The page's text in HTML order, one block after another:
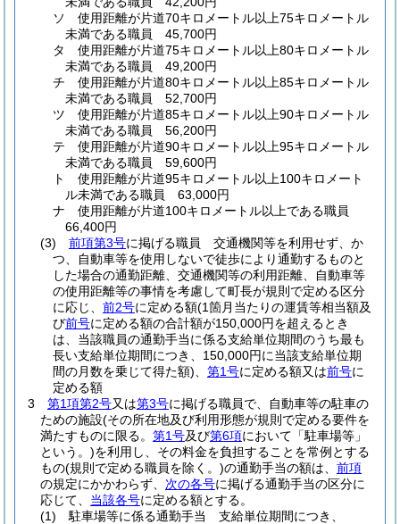
ソ
使用距離が片道70キロメートル以上75キロメートル
未満である職員 45,700円
タ
使用距離が片道75キロメートル以上80キロメートル
未満である職員 49,200円
チ
使用距離が片道80キロメートル以上85キロメートル
未満である職員 52,700円
ツ
使用距離が片道85キロメートル以上90キロメートル
未満である職員 56,200円
テ
使用距離が片道90キロメートル以上95キロメートル
未満である職員 59,600円
ト
使用距離が片道95キロメートル以上100キロメート
ル未満である職員 63,000円
ナ
使用距離が片道100キロメートル以上である職員
66,400円
(3)
前項第3号に掲げる職員 交通機関等を利用せず、か
つ、自動車等を使用しないで徒歩により通勤するものと
した場合の通勤距離、交通機関等の利用距離、自動車等
の使用距離等の事情を考慮して町長が規則で定める区分
に応じ、 前2号に定める額(1箇月当たりの運賃等相当額及
び前号に定める額の合計額が150,000円を超えるとき
は、当該職員の通勤手当に係る支給単位期間のうち最も
長い支給単位期間につき、150,000円に当該支給単位期
間の月数を乗じて得た額)
第1号に定める額又は前号に
定める額
3
第1項第2号又は第3号に掲げる職員で、自動車等の駐車の
ための施設(その所在地及び利用形態が規則で定める要件を
満たすものに限る。 第1号及び第6項において「駐車場等」
という。)を利用し、その料金を負担することを常例とする
もの(規則で定める職員を除く。)の通勤手当の額は、 前項
の規定にかかわらず、 次の各号に掲げる通勤手当の区分に
応じて、 当該各号に定める額とする。
(1)
駐車場等に係る通勤手当 支給単位期間につき、